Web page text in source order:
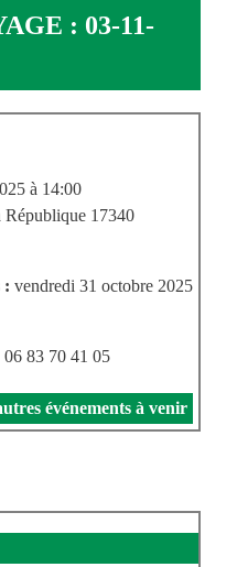
: 03-11-
à 14:00
17340
: vendredi 31 octobre 2025
83 70 41 05
événements à venir